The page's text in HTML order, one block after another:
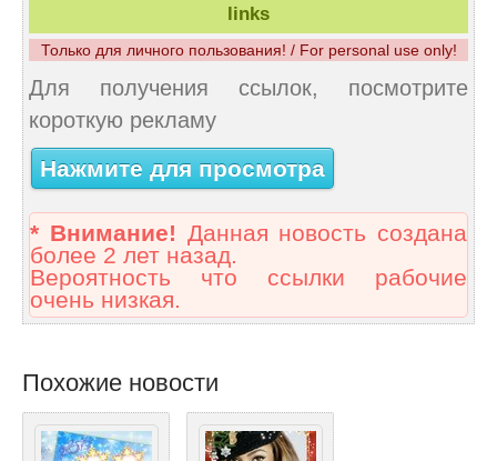
links
Только для личного пользования! / For personal use only!
Для получения ссылок, посмотрите
короткую рекламу
Нажмите для просмотра
* Внимание! Данная новость создана
более 2 лет назад.
Вероятность что ссылки рабочие
очень низкая.
Похожие новости